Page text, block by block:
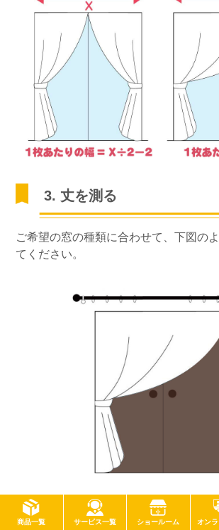
商品一覧 サービス一覧 ショールーム オン
3. 丈を測る
ご希望の窓の種類に合わせて、下図の
てください。
4. 吊り方を選びます